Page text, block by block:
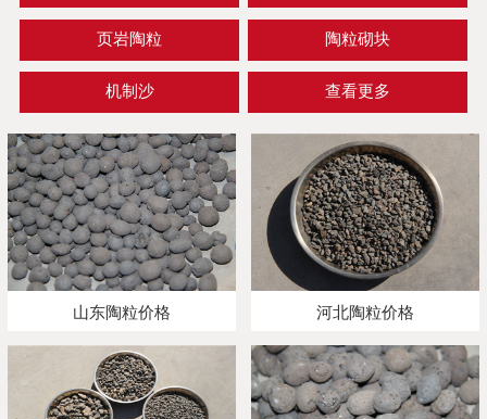
页岩陶粒 陶粒砌块
机制沙 查看更多
山东陶粒价格 河北陶粒价格